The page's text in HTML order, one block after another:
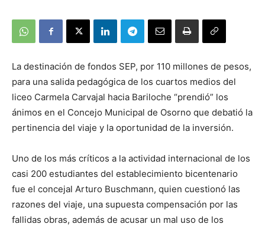
La destinación de fondos SEP, por 110 millones de pesos,
para una salida pedagógica de los cuartos medios del
liceo Carmela Carvajal hacia Bariloche “prendió” los
ánimos en el Concejo Municipal de Osorno que debatió la
pertinencia del viaje y la oportunidad de la inversión.
Uno de los más críticos a la actividad internacional de los
casi 200 estudiantes del establecimiento bicentenario
fue el concejal Arturo Buschmann, quien cuestionó las
razones del viaje, una supuesta compensación por las
fallidas obras, además de acusar un mal uso de los